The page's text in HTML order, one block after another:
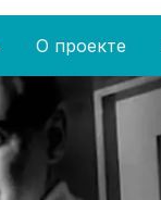
О проекте